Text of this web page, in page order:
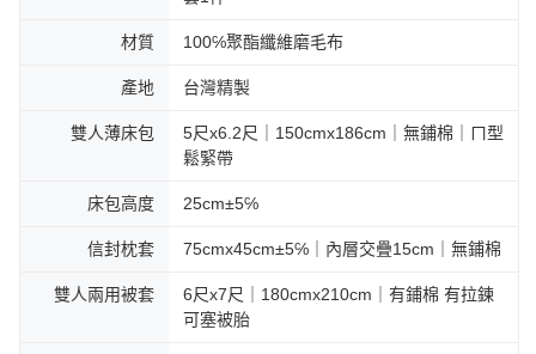
材質 100℅聚酯纖維磨毛布
產地 台灣精製
雙人薄床包
5尺x6.2尺｜150cmx186cm｜無鋪棉｜ㄇ型
鬆緊帶
床包高度 25cm±5℅
信封枕套 75cmx45cm±5℅｜內層交疊15cm｜無鋪棉
雙人兩用被套
6尺x7尺｜180cmx210cm｜有鋪棉 有拉鍊
可塞被胎